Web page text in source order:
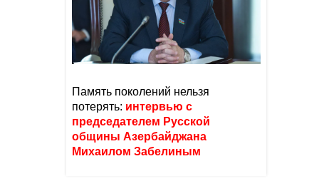
Память поколений нельзя
потерять: интервью с
председателем Русской
общины Азербайджана
Михаилом Забелиным